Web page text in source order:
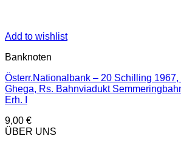
Add to wishlist
Banknoten
Österr.Nationalbank – 20 Schilling 1967,
Ghega, Rs. Bahnviadukt
Erh. I
9,00 €
ÜBER UNS